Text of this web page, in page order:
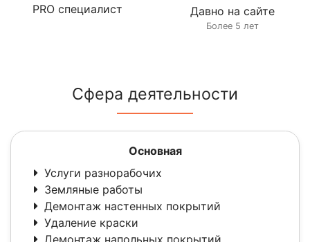
PRO специалист Давно на сайте
Более 5 лет
Сфера деятельности
Основная
Услуги разнорабочих
Земляные работы
Демонтаж настенных покрытий
Удаление краски
Демонтаж напольных покрытий